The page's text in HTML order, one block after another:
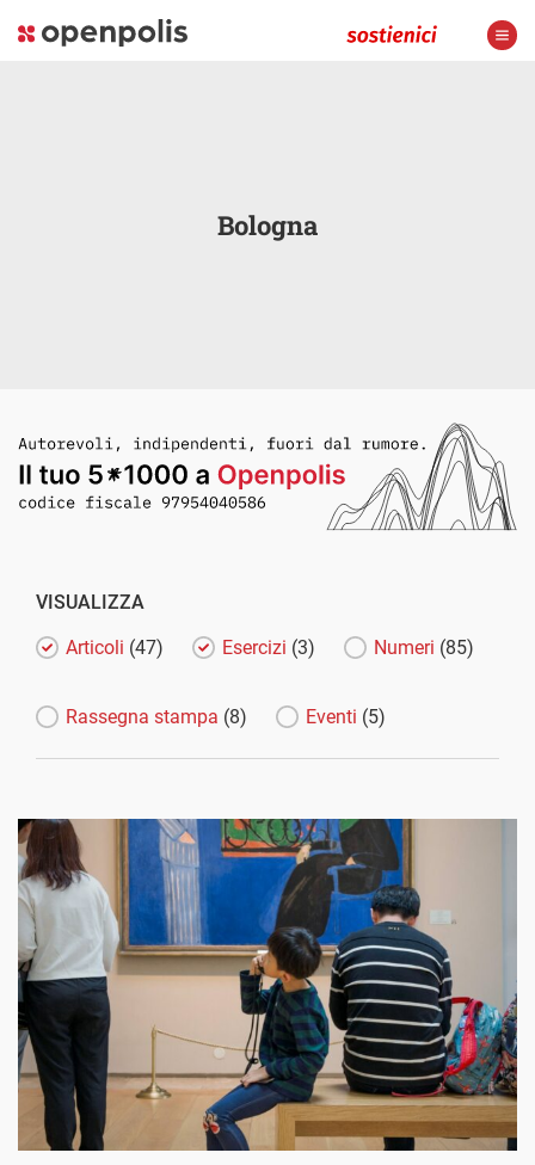
Bologna
VISUALIZZA
Articoli (47) Esercizi (3) Numeri (85)
Rassegna stampa (8) Eventi (5)